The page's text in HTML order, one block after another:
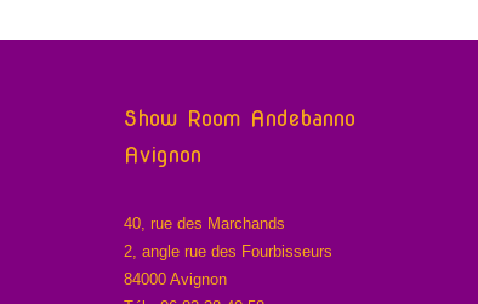
Show Room Andebanno
Avignon
40, rue des Marchands
2, angle rue des Fourbisseurs
84000 Avignon